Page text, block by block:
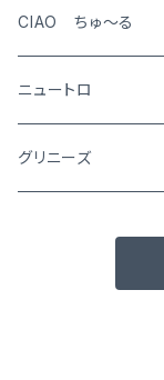
CIAO ちゅ～る
ニュートロ
シュプレモ
ワイルドレシピ
グリニーズ